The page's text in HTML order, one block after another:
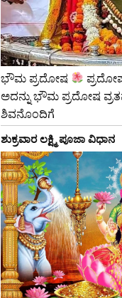
ಭೌಮ ಪ್ರದೋಷ
ಅದನ್ನು ಭೌಮ ಪ್ರದೋಷ
ಶಿವನೊಂದಿಗೆ
ಶುಕ್ರವಾರ ಲಕ್ಷ್ಮಿ ಪೂಜಾ ವಿಧಾನ